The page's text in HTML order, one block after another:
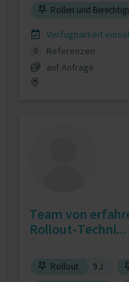
Rollen und
Verfügbarkeit
0
Referenzen
auf Anfrage
Team von
Rollout-Techni...
Rollout 9 J.